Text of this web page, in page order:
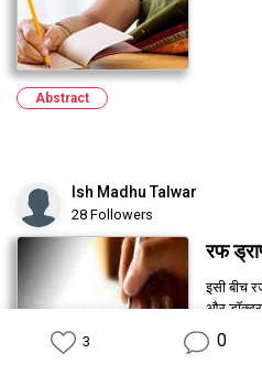
Abstract
Ish Madhu Talwar
28 Followers
रफ
इसी बीच
औऱ डॉक्टर
22 mins
3 0